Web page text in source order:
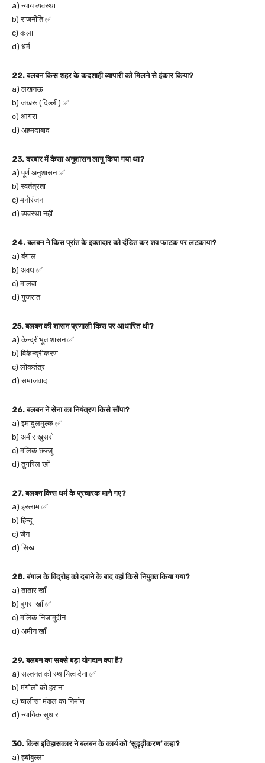
a) न्याय व्यवस्था
b) राजनीति ✅
c) कला
d) धर्म
22. बलबन किस शहर के कदशाही व्यापारी को मिलने से इंकार किया?
a) लखनऊ
b) जखरू (दिल्ली) ✅
c) आगरा
d) अहमदाबाद
23. दरबार में कैसा अनुशासन लागू किया गया था?
a) पूर्ण अनुशासन ✅
b) स्वतंत्रता
c) मनोरंजन
d) व्यवस्था नहीं
24. बलबन ने किस प्रांत के इक्तादार को दंडित कर शव फाटक पर लटकाया?
a) बंगाल
b) अवध ✅
c) मालवा
d) गुजरात
25. बलबन की शासन प्रणाली किस पर आधारित थी?
a) केन्द्रीभूत शासन ✅
b) विकेन्द्रीकरण
c) लोकतंत्र
d) समाजवाद
26. बलबन ने सेना का नियंत्रण किसे सौंपा?
a) इमादुलमुल्क ✅
b) अमीर खुसरो
c) मलिक छज्जू
d) तुगरिल खाँ
27. बलबन किस धर्म के प्रचारक माने गए?
a) इस्लाम ✅
b) हिन्दू
c) जैन
d) सिख
28. बंगाल के विद्रोह को दबाने के बाद वहां किसे नियुक्त किया गया?
a) तातार खाँ
b) बुगरा खाँ ✅
c) मलिक निजामुद्दीन
d) अमीन खाँ
29. बलबन का सबसे बड़ा योगदान क्या है?
a) सल्तनत को स्थायित्व देना ✅
b) मंगोलों को हराना
c) चालीसा मंडल का निर्माण
d) न्यायिक सुधार
30. किस इतिहासकार ने बलबन के कार्य को ‘सुदृढ़ीकरण’ कहा?
a) हबीबुल्ला